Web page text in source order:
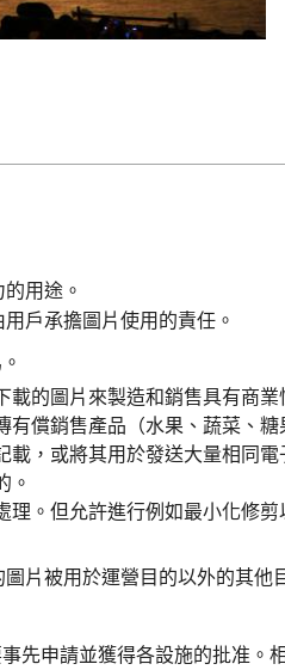
用途。
戶承擔圖片使用的責任。
載的圖片來製造和銷售具有商
有償銷售產品（水果、蔬菜、糖
載，或將其用於發送大量相同
。
理。但允許進行例如最小化修
片被用於運營目的以外的其
先申請並獲得各設施的批准。